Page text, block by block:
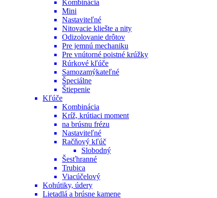
Kombinácia
Mini
Nastaviteľné
Nitovacie kliešte a nity
Odizolovanie drôtov
Pre jemnú mechaniku
Pre vnútorné poistné krúžky
Rúrkové kľúče
Samozamýkateľné
Špeciálne
Štiepenie
Kľúče
Kombinácia
Kríž, krútiaci moment
na brúsnu frézu
Nastaviteľné
Račňový kľúč
Slobodný
Šesťhranné
Trubica
Viacúčelový
Kohútiky, údery
Lietadlá a brúsne kamene